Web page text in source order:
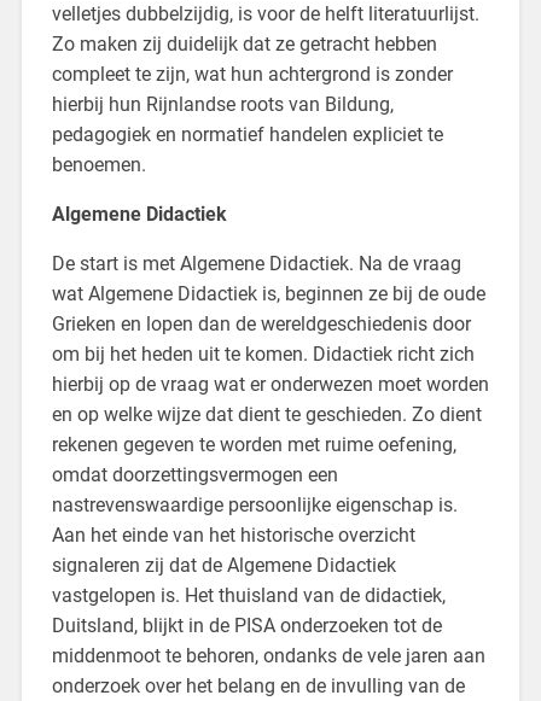
velletjes dubbelzijdig, is voor de helft literatuurlijst.
Zo maken zij duidelijk dat ze getracht hebben
compleet te zijn, wat hun achtergrond is zonder
hierbij hun Rijnlandse roots van Bildung,
pedagogiek en normatief handelen expliciet te
benoemen.
Algemene Didactiek
De start is met Algemene Didactiek. Na de vraag
wat Algemene Didactiek is, beginnen ze bij de oude
Grieken en lopen dan de wereldgeschiedenis door
om bij het heden uit te komen. Didactiek richt zich
hierbij op de vraag wat er onderwezen moet worden
en op welke wijze dat dient te geschieden. Zo dient
rekenen gegeven te worden met ruime oefening,
omdat doorzettingsvermogen een
nastrevenswaardige persoonlijke eigenschap is.
Aan het einde van het historische overzicht
signaleren zij dat de Algemene Didactiek
vastgelopen is. Het thuisland van de didactiek,
Duitsland, blijkt in de PISA onderzoeken tot de
middenmoot te behoren, ondanks de vele jaren aan
onderzoek over het belang en de invulling van de